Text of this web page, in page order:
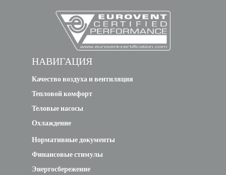
66-15-9
ePM1
85% v3
ISO ePM1 85%
НАВИГАЦИЯ
Качество воздуха и вентиляция
Тепловой комфорт
Теловые насосы
Охлаждение
Нормативные документы
Финансовые стимулы
Энергосбережение